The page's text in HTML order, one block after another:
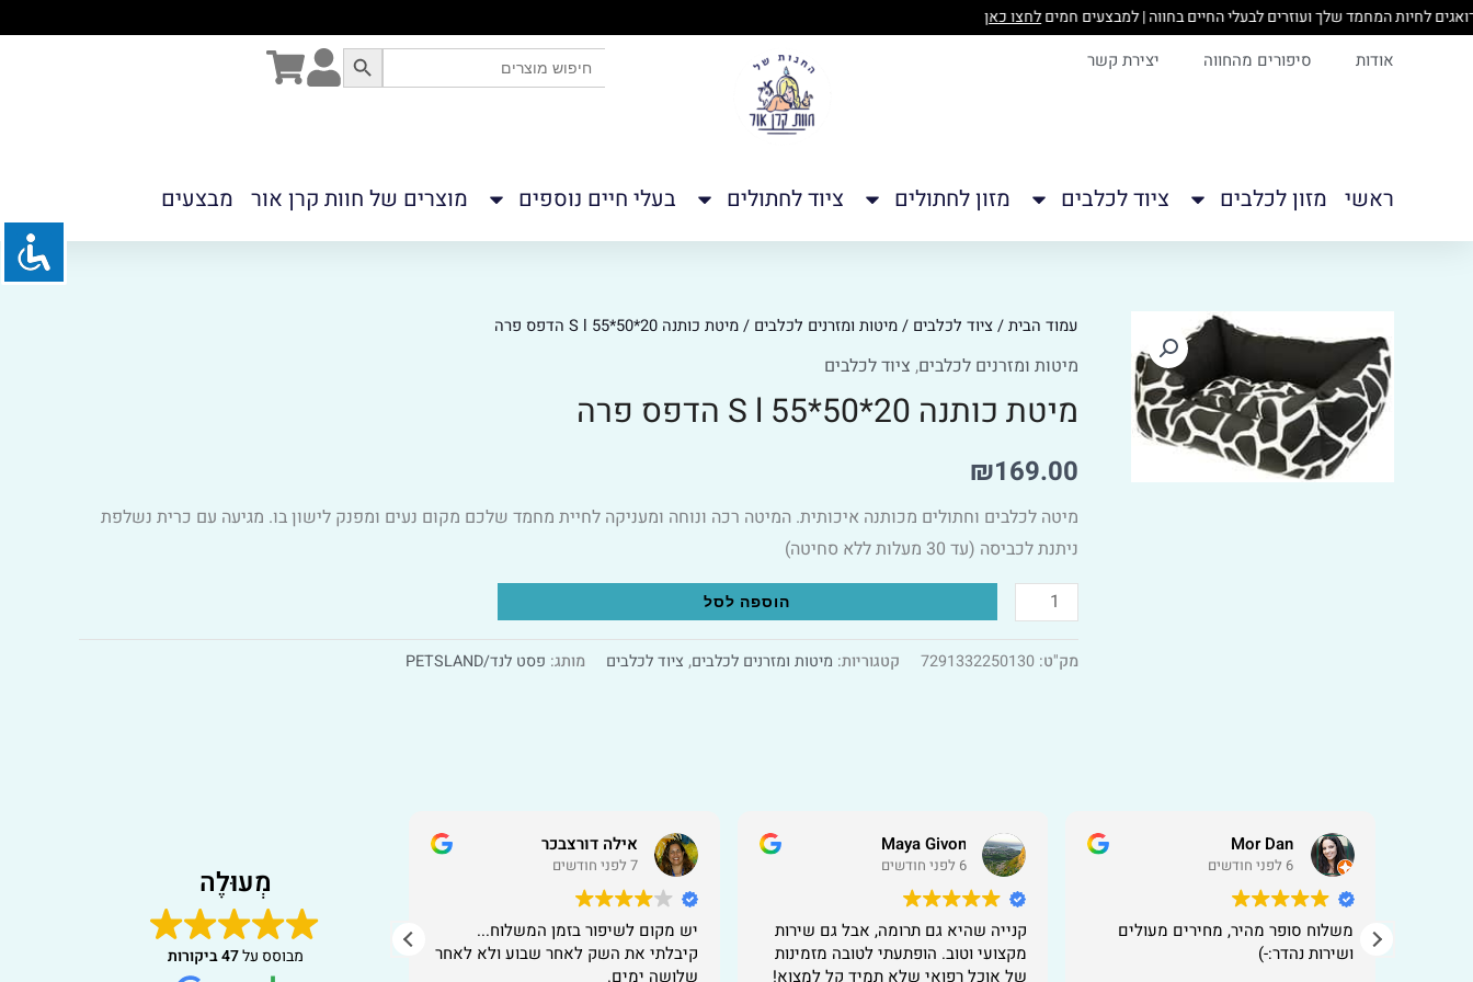
דילוג
לחצו כאן
אודות סיפורים מהחווה יצירת קשר Search
for:
SEARCH BUTTON
ראשי מזון לכלבים ציוד לכלבים מזון לחתולים ציוד לחתולים בעלי חיים נוספים מוצרים של חוות קרן אור מבצעים
עמוד הבית/ציוד לכלבים /מיטות ומזרנים לכלבים / מיטת כותנה S l 55*50*20 הדפס פרה
מיטות ומזרנים לכלבים, ציוד לכלבים
מיטת כותנה S l 55*50*20 הדפס פרה
₪169.00
מיטה לכלבים וחתולים מכותנה איכותית. המיטה רכה ונוחה ומעניקה לחיית מחמד שלכם מקום נעים ומפנק לישון בו. מגיעה עם כרית נשלפת
ניתנת לכביסה (עד 30 מעלות ללא סחיטה)
כמות
של
כותנה
l
55*50*20
הדפס
פרה
הוספה לסל
מק"ט: 7291332250130 קטגוריות: מיטות ומזרנים לכלבים, ציוד לכלבים מותג: פסט לנד/PETSLAND
מְעוּלֶה
מבוסס על47 ביקורות
קל מאד להתמצא בחנות אונליין. מצאתי
מה שאני צריכה והזמנתי. קיבלתי את
החבילות בזמן. הכל הגיע כמו שמצופה.
אילה דורצבכר
7 לפני חודשים
יש מקום לשיפור בזמן המשלוח...
קיבלתי את השק לאחר שבוע ולא לאחר
שלושה ימים.
Maya Givon
6 לפני חודשים
קנייה שהיא גם תרומה, אבל גם שירות
מקצועי וטוב. הופתעתי לטובה מזמינות
של אוכל רפואי שלא תמיד קל למצוא!
Mor Dan
6 לפני חודשים
משלוח סופר מהיר, מחירים מעולים
ושירות נהדר:-)